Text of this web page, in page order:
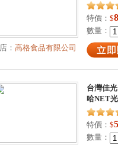
： 高格食品有限公司
特價： $
數量：
台灣佳
哈NET
特價： $
數量：